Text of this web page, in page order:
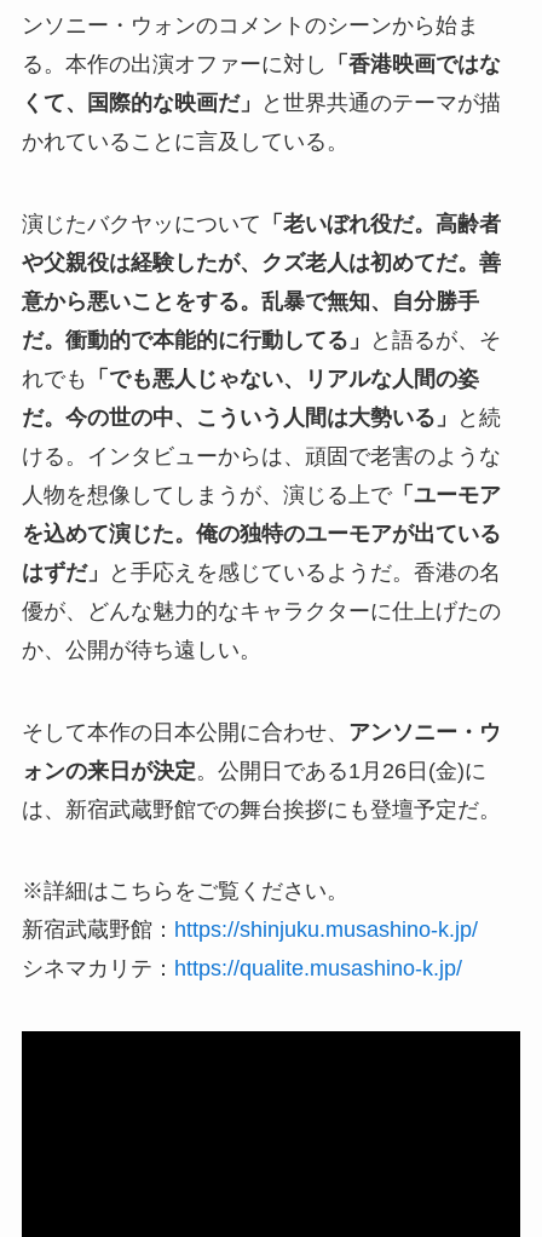
ンソニー・ウォンのコメントのシーンから始ま
る。本作の出演オファーに対し
「香港映画ではな
くて、国際的な映画だ」
と世界共通のテーマが描
かれていることに言及している。
演じたバクヤッについて 「老いぼれ役だ。高齢者
や父親役は経験したが、クズ老人は初めてだ。善
意から悪いことをする。乱暴で無知、自分勝手
だ。衝動的で本能的に行動してる」
と語るが、そ
れでも
「でも悪人じゃない、リアルな人間の姿
だ。今の世の中、こういう人間は大勢いる」
と続
ける。インタビューからは、頑固で老害のような
人物を想像してしまうが、演じる上で「ユーモア
を込めて演じた。俺の独特のユーモアが出ている
はずだ」
と手応えを感じているようだ。香港の名
優が、どんな魅力的なキャラクターに仕上げたの
か、公開が待ち遠しい。
そして本作の日本公開に合わせ、 アンソニー・ウ
ォンの来日が決定。公開日である1月26日(金)に
は、新宿武蔵野館での舞台挨拶にも登壇予定だ。
※詳細はこちらをご覧ください。
新宿武蔵野館： https://shinjuku.musashino-k.jp/
シネマカリテ： https://qualite.musashino-k.jp/